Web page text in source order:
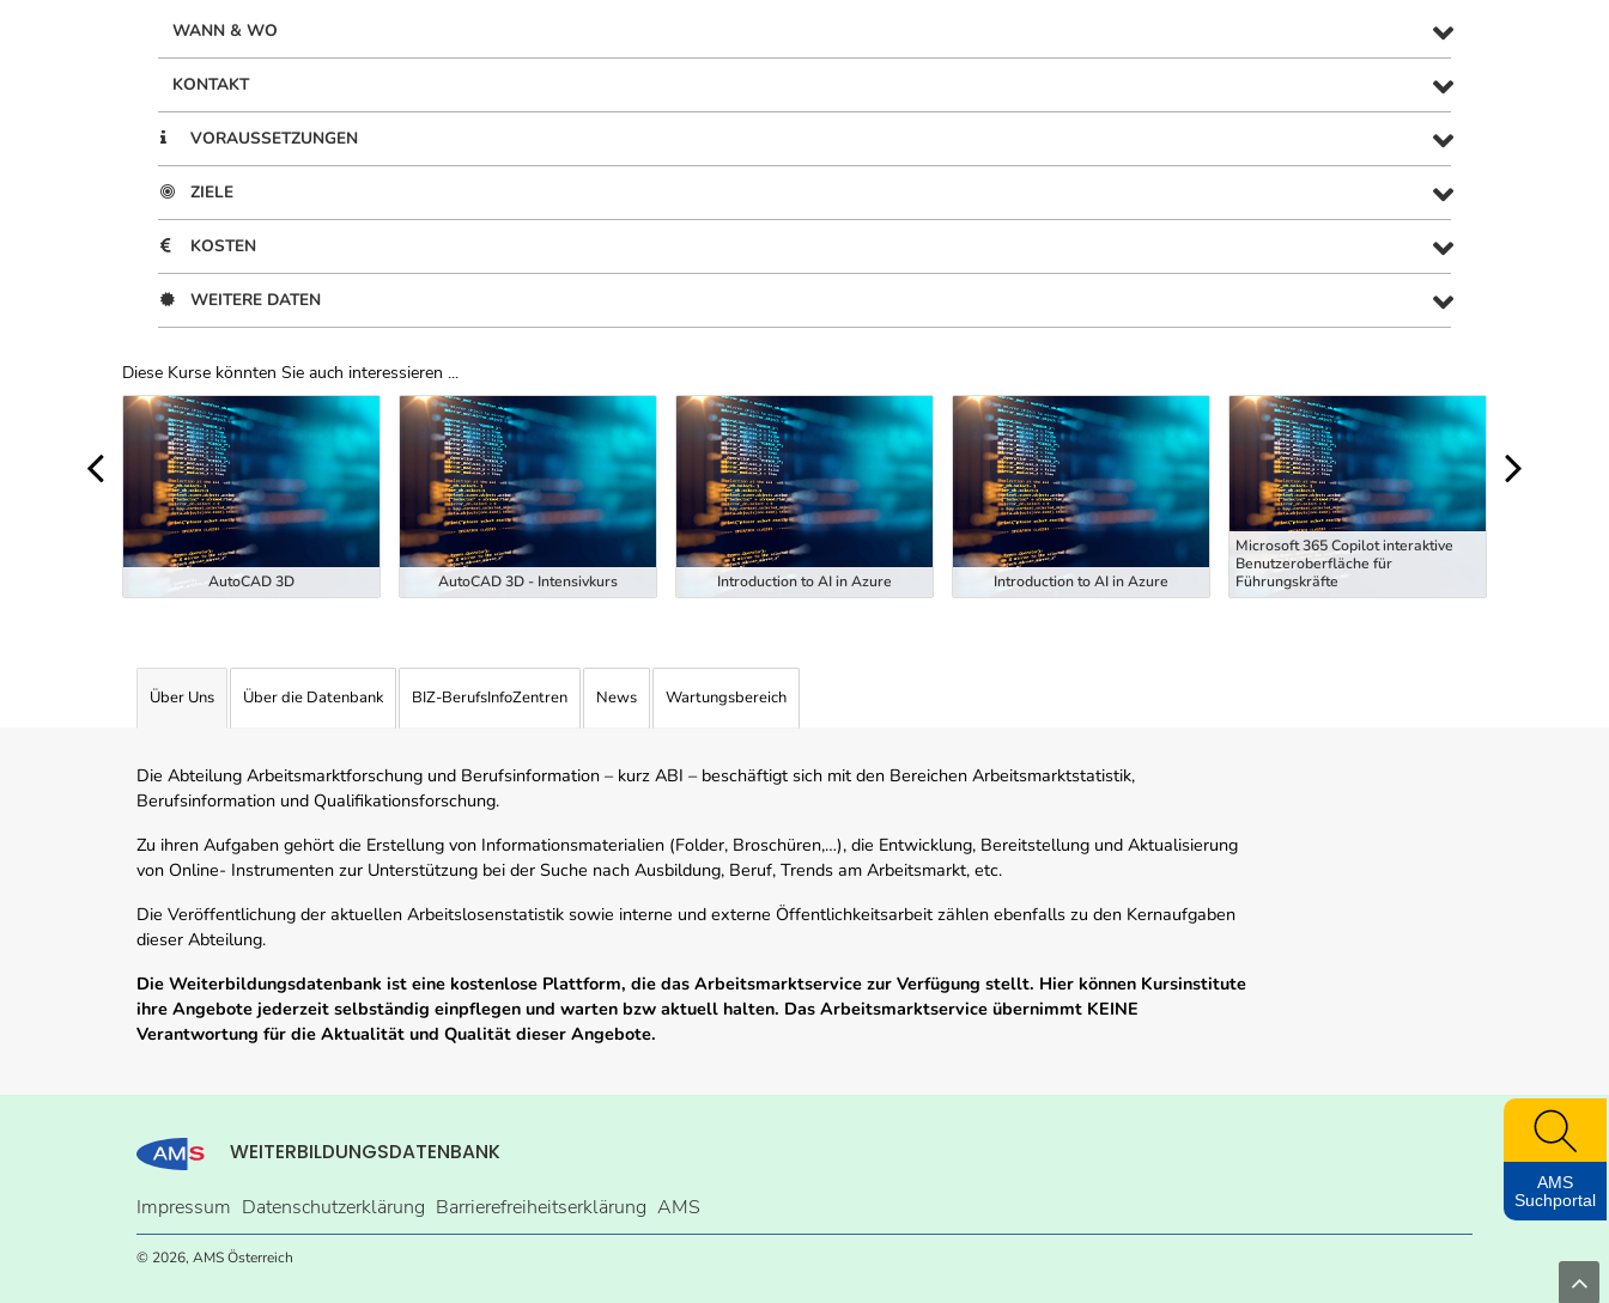
WANN & WO
KONTAKT
VORAUSSETZUNGEN
ZIELE
KOSTEN
WEITERE DATEN
Diese Kurse könnten Sie auch interessieren ...
Uber Weiterbildungsvorschläge
AutoCAD 3D AutoCAD 3D - Intensivkurs Introduction to AI in Azure Introduction to AI in Azure
Microsoft 365 Copilot interaktive
Benutzeroberfläche für
Führungskräfte
Über Uns Über die Datenbank BIZ-BerufsInfoZentren News Wartungsbereich
Die Abteilung Arbeitsmarktforschung und Berufsinformation – kurz ABI – beschäftigt sich mit den Bereichen Arbeitsmarktstatistik,
Berufsinformation und Qualifikationsforschung.
Zu ihren Aufgaben gehört die Erstellung von Informationsmaterialien (Folder, Broschüren,…), die Entwicklung, Bereitstellung und Aktualisierung
von Online- Instrumenten zur Unterstützung bei der Suche nach Ausbildung, Beruf, Trends am Arbeitsmarkt, etc.
Die Veröffentlichung der aktuellen Arbeitslosenstatistik sowie interne und externe Öffentlichkeitsarbeit zählen ebenfalls zu den Kernaufgaben
dieser Abteilung.
Die Weiterbildungsdatenbank ist eine kostenlose Plattform, die das Arbeitsmarktservice zur Verfügung stellt. Hier können Kursinstitute
ihre Angebote jederzeit selbständig einpflegen und warten bzw aktuell halten. Das Arbeitsmarktservice übernimmt KEINE
Verantwortung für die Aktualität und Qualität dieser Angebote.
WEITERBILDUNGSDATENBANK
Impressum Datenschutzerklärung Barrierefreiheitserklärung AMS
© 2026, AMS Österreich
AMS
Suchportal